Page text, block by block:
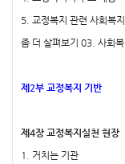
5. 교정복지 관련 사회복
좀 더 살펴보기 03. 사회
제2부 교정복지 기반
제4장 교정복지실천 현장
1. 거치는 기관